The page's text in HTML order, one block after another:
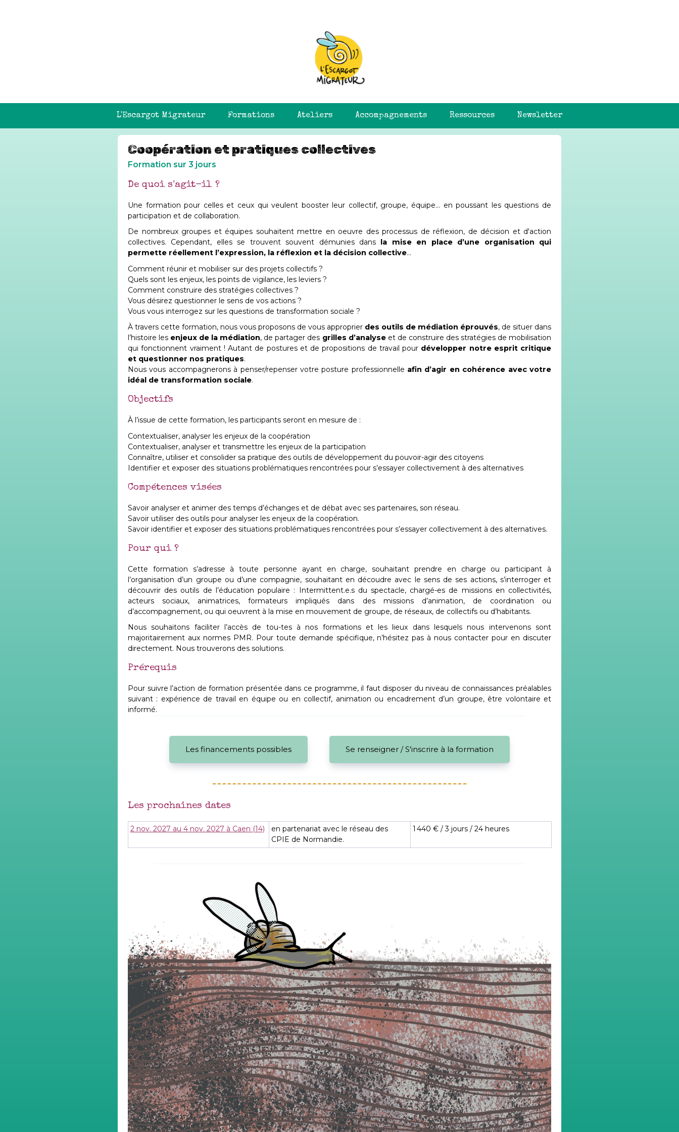
L'Escargot Migrateur Formations Ateliers Accompagnements Ressources Newsletter
Coopération et pratiques collectives
Formation sur 3 jours
De quoi s'agit-il ?
Une formation pour celles et ceux qui veulent booster leur collectif, groupe, équipe... en poussant les questions de
participation et de collaboration.
De nombreux groupes et équipes souhaitent mettre en oeuvre des processus de réflexion, de décision et d'action
collectives. Cependant, elles se trouvent souvent démunies dans la mise en place d’une organisation qui
permette réellement l’expression, la réflexion et la décision collective...
Comment réunir et mobiliser sur des projets collectifs ?
Quels sont les enjeux, les points de vigilance, les leviers ?
Comment construire des stratégies collectives ?
Vous désirez questionner le sens de vos actions ?
Vous vous interrogez sur les questions de transformation sociale ?
À travers cette formation, nous vous proposons de vous approprier des outils de médiation éprouvés, de situer dans
l’histoire les enjeux de la médiation, de partager des grilles d’analyseet de construire des stratégies de mobilisation
qui fonctionnent vraiment ! Autant de postures et de propositions de travail pour développer notre esprit critique
et questionner nos pratiques.
Nous vous accompagnerons à penser/repenser votre posture professionnelle afin d’agir en cohérence avec votre
idéal de transformation sociale.
Objectifs
À l’issue de cette formation, les participants seront en mesure de :
Contextualiser, analyser les enjeux de la coopération
Contextualiser, analyser et transmettre les enjeux de la participation
Connaître, utiliser et consolider sa pratique des outils de développement du pouvoir-agir des citoyens
Identifier et exposer des situations problématiques rencontrées pour s’essayer collectivement à des alternatives
Compétences visées
Savoir analyser et animer des temps d’échanges et de débat avec ses partenaires, son réseau.
Savoir utiliser des outils pour analyser les enjeux de la coopération.
Savoir identifier et exposer des situations problématiques rencontrées pour s’essayer collectivement à des alternatives.
Pour qui ?
Cette formation s’adresse à toute personne ayant en charge, souhaitant prendre en charge ou participant à
l’organisation d’un groupe ou d’une compagnie, souhaitant en découdre avec le sens de ses actions, s’interroger et
découvrir des outils de l’éducation populaire : Intermittent.e.s du spectacle, chargé-es de missions en collectivités,
acteurs sociaux, animatrices, formateurs impliqués dans des missions d’animation, de coordination ou
d’accompagnement, ou qui oeuvrent à la mise en mouvement de groupe, de réseaux, de collectifs ou d’habitants.
Nous souhaitons faciliter l’accès de tou-tes à nos formations et les lieux dans lesquels nous intervenons sont
majoritairement aux normes PMR. Pour toute demande spécifique, n’hésitez pas à nous contacter pour en discuter
directement. Nous trouverons des solutions.
Prérequis
Pour suivre l’action de formation présentée dans ce programme, il faut disposer du niveau de connaissances préalables
suivant : expérience de travail en équipe ou en collectif, animation ou encadrement d’un groupe, être volontaire et
informé.
Les financements possibles Se renseigner / S'inscrire à la formation
Les prochaines dates
2 nov. 2027 au 4 nov. 2027 à Caen (14)
en partenariat avec le réseau des
CPIE de Normandie.
1 440 € / 3 jours / 24 heures